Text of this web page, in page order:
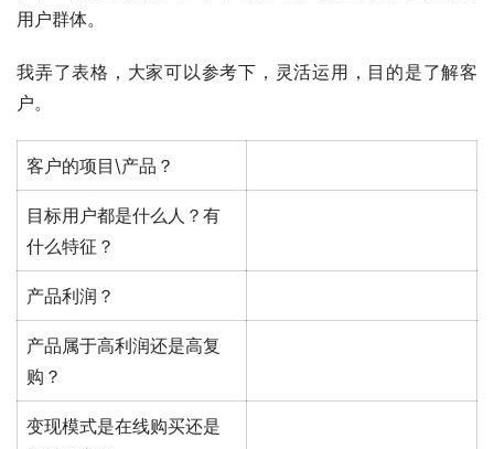
用户群体。
我弄了表格，大家可以参考下，灵活运用，目的是了解客
户。
客户的项目\产品？
目标用户都是什么人？有
什么特征？
产品利润？
产品属于高利润还是高复
购？
变现模式是在线购买还是